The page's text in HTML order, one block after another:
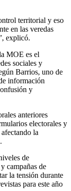
territorial y eso
en las veredas
explicó.
MOE es el
sociales y
Barrios, uno de
información
y
anteriores
electorales y
la
de
campañas de
la tensión durante
para este año